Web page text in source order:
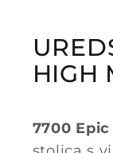
HIGH
7700